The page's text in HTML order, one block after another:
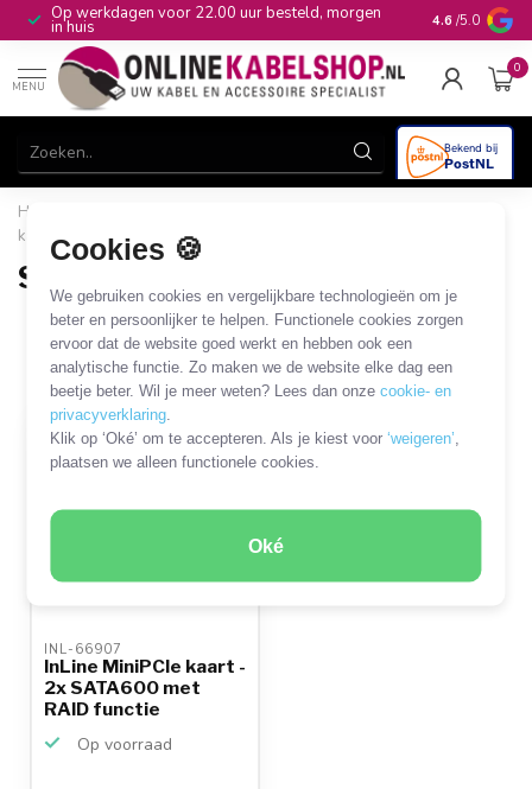
Cookies 🍪
We gebruiken cookies en vergelijkbare technologieën om je
beter en persoonlijker te helpen. Functionele cookies zorgen
ervoor dat de website goed werkt en hebben ook een
analytische functie. Zo maken we de website elke dag een
beetje beter. Wil je meer weten? Lees dan onzecookie- en
privacyverklaring
Klik op ‘Oké’ om te accepteren. Als je kiest voor‘weigeren’
plaatsen we alleen functionele cookies.
Oké
Op werkdagen voor 22.00 uur besteld, morgen
in huis 10+jaar
4.6 /5.0
MENU
0
Home
kaarten
SATA MiniPCIe kaarten
SATA MiniPCIe kaarten
1 PRODUCT
Filters SORTEER OP
INL-66907
InLine MiniPCIe kaart -
2x SATA600 met
RAID functie
Op voorraad